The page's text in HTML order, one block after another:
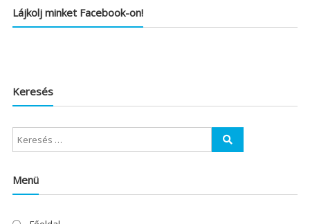
Lájkolj minket Facebook-on!
Keresés
Menü